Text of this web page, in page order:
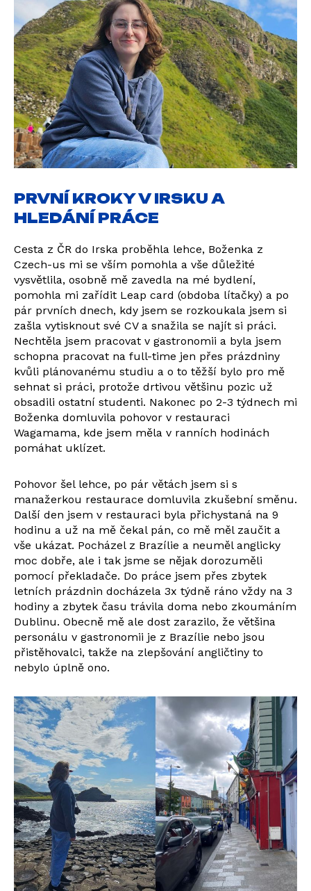
PRVNÍ KROKY V IRSKU A
HLEDÁNÍ PRÁCE
Cesta z ČR do Irska proběhla lehce, Boženka z
Czech-us mi se vším pomohla a vše důležité
vysvětlila, osobně mě zavedla na mé bydlení,
pomohla mi zařídit Leap card (obdoba lítačky) a po
pár prvních dnech, kdy jsem se rozkoukala jsem si
zašla vytisknout své CV a snažila se najít si práci.
Nechtěla jsem pracovat v gastronomii a byla jsem
schopna pracovat na full-time jen přes prázdniny
kvůli plánovanému studiu a o to těžší bylo pro mě
sehnat si práci, protože drtivou většinu pozic už
obsadili ostatní studenti. Nakonec po 2-3 týdnech mi
Boženka domluvila pohovor v restauraci
Wagamama, kde jsem měla v ranních hodinách
pomáhat uklízet.
Pohovor šel lehce, po pár větách jsem si s
manažerkou restaurace domluvila zkušební směnu.
Další den jsem v restauraci byla přichystaná na 9
hodinu a už na mě čekal pán, co mě měl zaučit a
vše ukázat. Pocházel z Brazílie a neuměl anglicky
moc dobře, ale i tak jsme se nějak dorozuměli
pomocí překladače. Do práce jsem přes zbytek
letních prázdnin docházela 3x týdně ráno vždy na 3
hodiny a zbytek času trávila doma nebo zkoumáním
Dublinu. Obecně mě ale dost zarazilo, že většina
personálu v gastronomii je z Brazílie nebo jsou
přistěhovalci, takže na zlepšování angličtiny to
nebylo úplně ono.